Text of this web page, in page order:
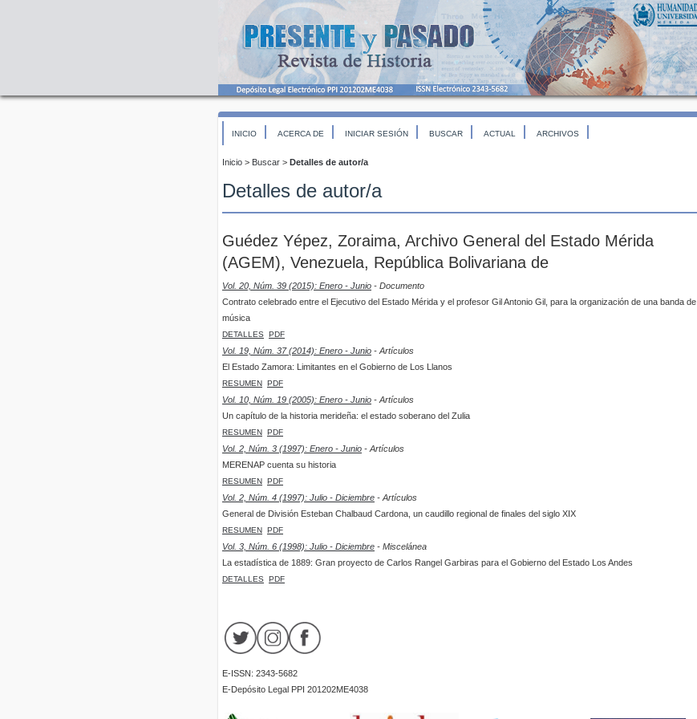
INICIO ACERCA DE INICIAR SESIÓN BUSCAR ACTUAL ARCHIVOS
Inicio > Buscar > Detalles de autor/a
Detalles de autor/a
Guédez Yépez, Zoraima, Archivo General del Estado Mérida
(AGEM), Venezuela, República Bolivariana de
Vol. 20, Núm. 39 (2015): Enero - Junio - Documento
Contrato celebrado entre el Ejecutivo del Estado Mérida y el profesor Gil Antonio Gil, para la organización de una banda de
música
DETALLES PDF
Vol. 19, Núm. 37 (2014): Enero - Junio - Artículos
El Estado Zamora: Limitantes en el Gobierno de Los Llanos
RESUMEN PDF
Vol. 10, Núm. 19 (2005): Enero - Junio - Artículos
Un capítulo de la historia merideña: el estado soberano del Zulia
RESUMEN PDF
Vol. 2, Núm. 3 (1997): Enero - Junio - Artículos
MERENAP cuenta su historia
RESUMEN PDF
Vol. 2, Núm. 4 (1997): Julio - Diciembre - Artículos
General de División Esteban Chalbaud Cardona, un caudillo regional de finales del siglo XIX
RESUMEN PDF
Vol. 3, Núm. 6 (1998): Julio - Diciembre - Miscelánea
La estadística de 1889: Gran proyecto de Carlos Rangel Garbiras para el Gobierno del Estado Los Andes
DETALLES PDF
E-ISSN: 2343-5682
E-Depósito Legal PPI 201202ME4038